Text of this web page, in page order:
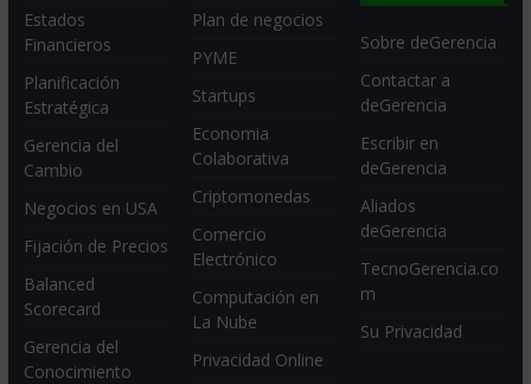
Estados
Financieros
Planificación
Estratégica
Gerencia del
Cambio
Negocios en USA
Fijación de Precios
Balanced
Scorecard
Gerencia del
Conocimiento
Plan de negocios
PYME
Startups
Economia
Colaborativa
Criptomonedas
Comercio
Electrónico
Computación en
La Nube
Privacidad Online
Sobre deGerencia
Contactar a
deGerencia
Escribir en
deGerencia
Aliados
deGerencia
TecnoGerencia.co
m
Su Privacidad